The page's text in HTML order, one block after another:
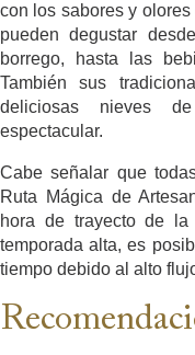
con los sabores y
pueden degustar
borrego, hasta las
También sus
deliciosas nieves
espectacular.
Cabe señalar que
Ruta Mágica de
hora de trayecto de
temporada alta, es
tiempo debido al alto